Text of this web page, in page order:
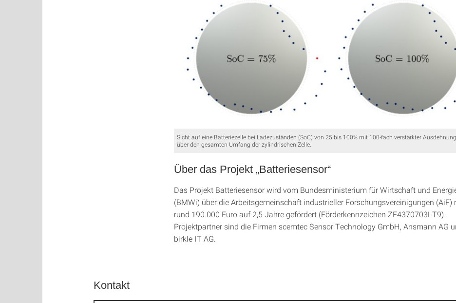
Sicht auf eine Batteriezelle bei Ladezuständen (SoC) von 25 bis 100% mit 100-fach verstärkter
über den gesamten Umfang der zylindrischen Zelle.
Über das Projekt „Batteriesensor“
Das Projekt Batteriesensor wird vom Bundesministerium für Wirtschaft und
(BMWi) über die Arbeitsgemeinschaft industrieller Forschungsvereinigungen (AiF)
rund 190.000 Euro auf 2,5 Jahre gefördert (Förderkennzeichen ZF4370703LT9).
Projektpartner sind die Firmen scemtec Sensor Technology GmbH, Ansmann AG
birkle IT AG.
Kontakt